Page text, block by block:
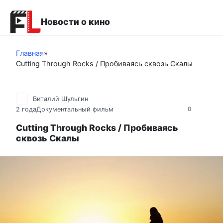
контенту
Новости о кино
Главная»
Cutting Through Rocks / Пробиваясь сквозь Скалы
0
Виталий Шульгин
2 годаДокументальный фильм
Cutting Through Rocks / Пробиваясь
сквозь Скалы